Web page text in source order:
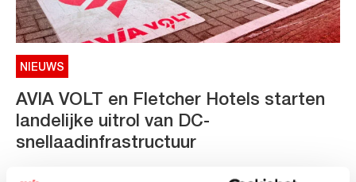
NIEUWS
AVIA VOLT en Fletcher Hotels starten
landelijke uitrol van DC-
snellaadinfrastructuur